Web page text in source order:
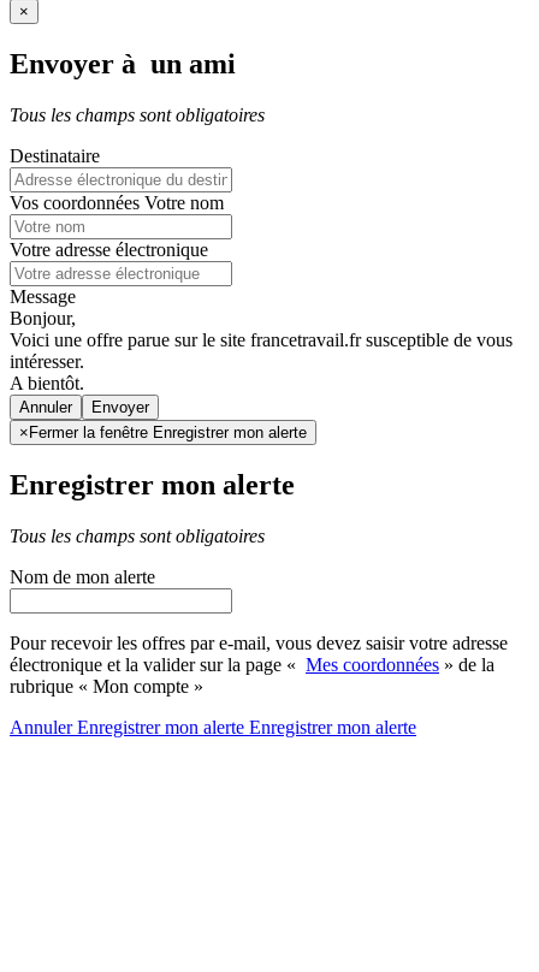
×
Envoyer à un ami
Tous les champs sont obligatoires
Destinataire
Vos coordonnées Votre nom
Votre adresse électronique
Message
Bonjour,
Voici une offre parue sur le site francetravail.fr susceptible de vous
intéresser.
A bientôt.
Annuler
× Fermer la fenêtre Enregistrer mon alerte
Enregistrer mon alerte
Tous les champs sont obligatoires
Nom de mon alerte
Pour recevoir les offres par e-mail, vous devez saisir votre adresse
électronique et la valider sur la page « Mes coordonnées » de la
rubrique « Mon compte »
AnnulerEnregistrer mon alerte Enregistrermon alerte